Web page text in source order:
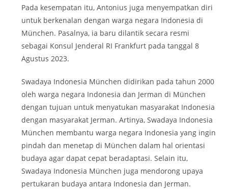
Pada kesempatan itu, Antonius juga menyempatkan diri
untuk berkenalan dengan warga negara Indonesia di
München. Pasalnya, ia baru dilantik secara resmi
sebagai Konsul Jenderal RI Frankfurt pada tanggal 8
Agustus 2023.
Swadaya Indonesia München didirikan pada tahun 2000
oleh warga negara Indonesia dan Jerman di München
dengan tujuan untuk menyatukan masyarakat Indonesia
dengan masyarakat Jerman. Artinya, Swadaya Indonesia
München membantu warga negara Indonesia yang ingin
pindah dan menetap di München dalam hal orientasi
budaya agar dapat cepat beradaptasi. Selain itu,
Swadaya Indonesia München juga mendorong upaya
pertukaran budaya antara Indonesia dan Jerman.